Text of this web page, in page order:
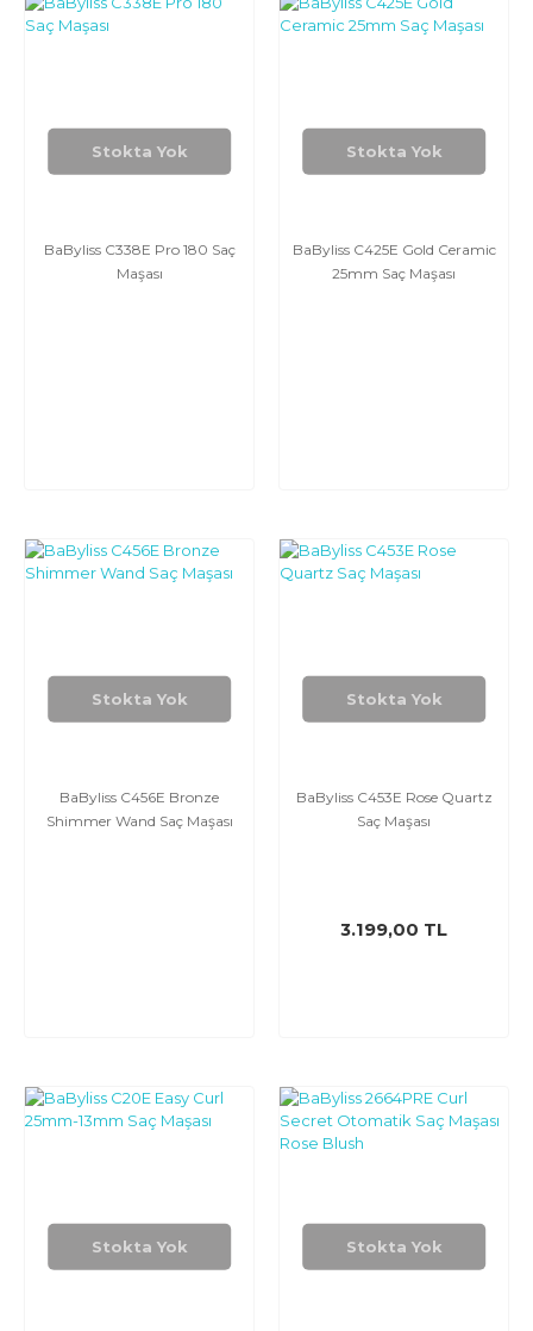
Stokta Yok
BaByliss C338E Pro 180 Saç
Maşası
Stokta Yok
BaByliss C425E Gold Ceramic
25mm Saç Maşası
Stokta Yok
BaByliss C456E Bronze
Shimmer Wand Saç Maşası
Stokta Yok
BaByliss C453E Rose Quartz
Saç Maşası
3.199,00 TL
Stokta Yok Stokta Yok